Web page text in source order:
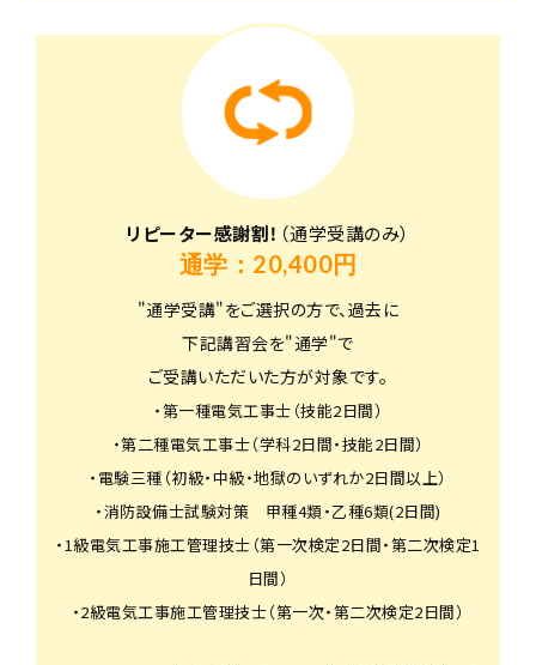
リピーター感謝割！ （通学受講のみ）
通学：20,400円
"通学受講"をご選択の方で、過去に
下記講習会を"通学"で
ご受講いただいた方が対象です。
・第一種電気工事士（技能2日間）
・第二種電気工事士（学科2日間・技能2日間）
・電験三種（初級・中級・地獄のいずれか2日間以上）
・消防設備士試験対策 甲種4類・乙種6類(2日間)
・1級電気工事施工管理技士（第一次検定2日間・第二次検定1
日間）
・2級電気工事施工管理技士（第一次・第二次検定2日間）